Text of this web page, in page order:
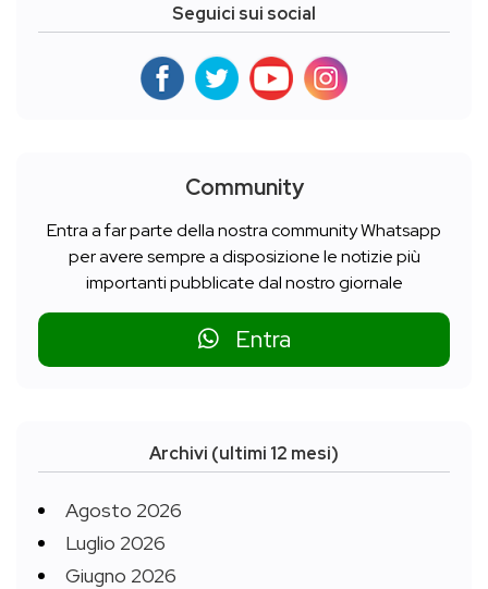
Seguici sui social
Community
Entra a far parte della nostra community Whatsapp
per avere sempre a disposizione le notizie più
importanti pubblicate dal nostro giornale
Entra
Archivi (ultimi 12 mesi)
Agosto 2026
Luglio 2026
Giugno 2026